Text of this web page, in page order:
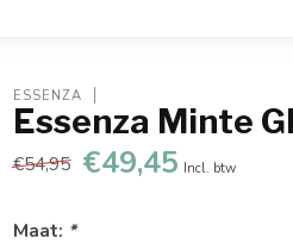
ESSENZA
Essenza Minte
€54,95 €49,45 Incl. btw
Maat: *